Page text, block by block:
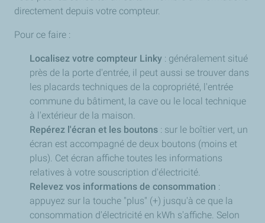
directement depuis votre compteur.
Pour ce faire :
Localisez votre compteur Linky : généralement situé
près de la porte d'entrée, il peut aussi se trouver dans
les placards techniques de la copropriété, l'entrée
commune du bâtiment, la cave ou le local technique
à l'extérieur de la maison.
Repérez l'écran et les boutons : sur le boîtier vert, un
écran est accompagné de deux boutons (moins et
plus). Cet écran affiche toutes les informations
relatives à votre souscription d'électricité.
Relevez vos informations de consommation :
appuyez sur la touche "plus" (+) jusqu'à ce que la
consommation d'électricité en kWh s'affiche. Selon